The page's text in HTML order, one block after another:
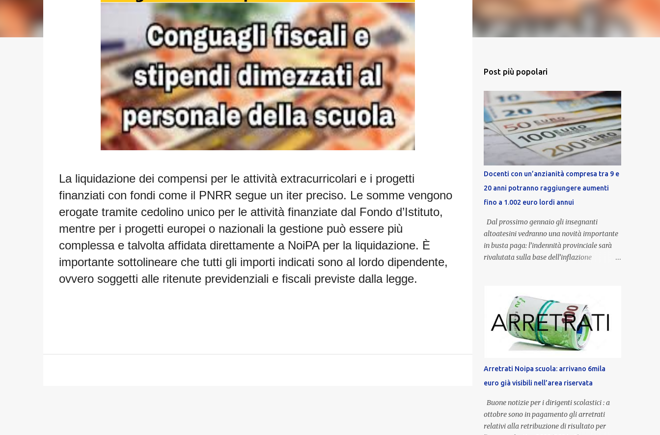
La liquidazione dei compensi per le attività extracurricolari e i progetti
finanziati con fondi come il PNRR segue un iter preciso. Le somme vengono
erogate tramite cedolino unico per le attività finanziate dal Fondo d’Istituto,
mentre per i progetti europei o nazionali la gestione può essere più
complessa e talvolta affidata direttamente a NoiPA per la liquidazione. È
importante sottolineare che tutti gli importi indicati sono al lordo dipendente,
ovvero soggetti alle ritenute previdenziali e fiscali previste dalla legge.
Post più popolari
Docenti con un’anzianità compresa tra 9 e
20 anni potranno raggiungere aumenti
fino a 1.002 euro lordi annui
Dal prossimo gennaio gli insegnanti
altoatesini vedranno una novità importante
in busta paga: l’indennità provinciale sarà
rivalutata sulla base dell’inflazione
un’anzianità compresa tra 9 e 20 anni
potranno raggiungere fino a 1.002 euro lordi
annui. Il nuovo contratto provinciale
introduce inoltre un congedo speciale
dedicato alle donne vittime di violenza di
genere, in linea con la normativa nazionale e
con l’obiettivo di offrire maggiore tutela e
supporto in situazioni delicate. L’indennità
provinciale per i docenti è un unicum in
Italia: si tratta di una misura esclusiva della
Provincia autonoma di Bolzano, che integra
Arretrati Noipa scuola: arrivano 6mila
euro già visibili nell’area riservata
Buone notizie per i dirigenti scolastici : a
ottobre sono in pagamento gli arretrati
relativi alla retribuzione di risultato per